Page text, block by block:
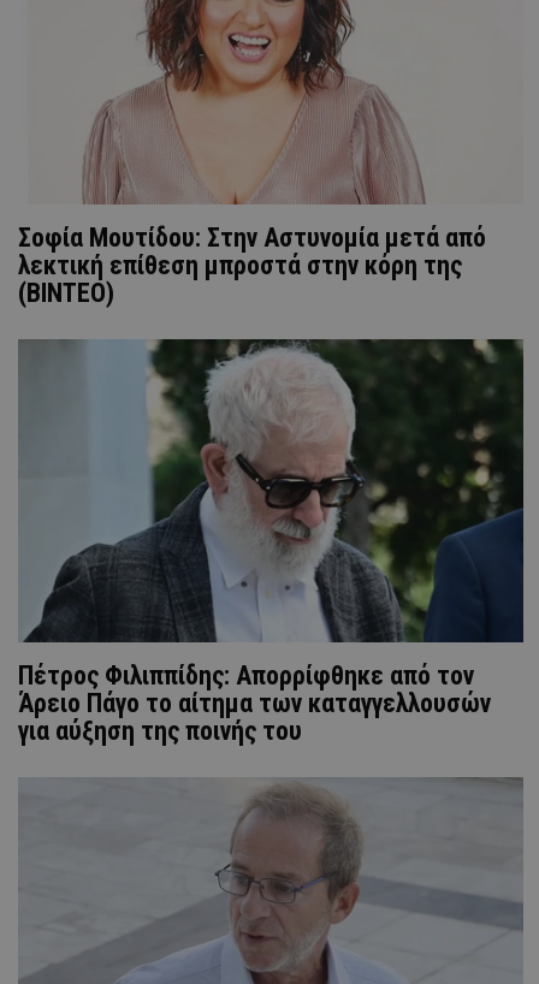
Σοφία Μουτίδου: Στην Αστυνομία μετά από
λεκτική επίθεση μπροστά στην κόρη της
(BINTEO)
Πέτρος Φιλιππίδης: Απορρίφθηκε από τον
Άρειο Πάγο το αίτημα των καταγγελλουσών
για αύξηση της ποινής του